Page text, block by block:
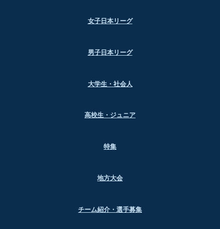
女子日本リーグ
男子日本リーグ
大学生・社会人
高校生・ジュニア
特集
地方大会
チーム紹介・選手募集